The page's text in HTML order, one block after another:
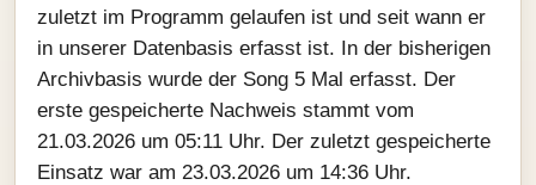
zuletzt im Programm gelaufen ist und seit wann er
in unserer Datenbasis erfasst ist. In der bisherigen
Archivbasis wurde der Song 5 Mal erfasst. Der
erste gespeicherte Nachweis stammt vom
21.03.2026 um 05:11 Uhr. Der zuletzt gespeicherte
Einsatz war am 23.03.2026 um 14:36 Uhr.